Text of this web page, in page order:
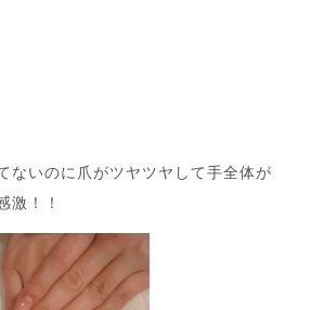
ないのに爪がツヤツヤして手全体が
激！！